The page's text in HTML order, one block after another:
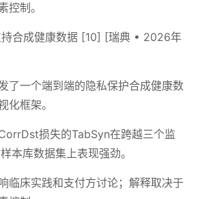
控制。
合成健康数据 [10] [瑞典 • 2026年
了一个端到端的隐私保护合成健康数
化框架。
损失的TabSyn在跨越三个监
本库数据集上表现强劲。
临床实践和支付方讨论；解释取决于